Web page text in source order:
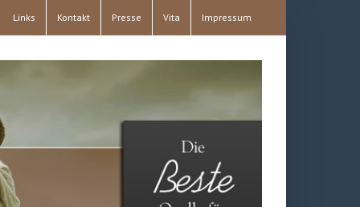
Links Kontakt Presse Vita Impressum